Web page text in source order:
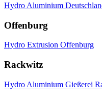
Hydro Aluminium
Offenburg
Hydro Extrusion Offenburg
Rackwitz
Hydro Aluminium Gießerei